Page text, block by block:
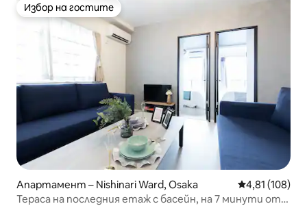
Избор на гостите
Избор на гостите
Апартамент – Nishinari Ward, Osaka Средна
4,81 (108)
Тераса на последния етаж с басейн, на 7 минути от